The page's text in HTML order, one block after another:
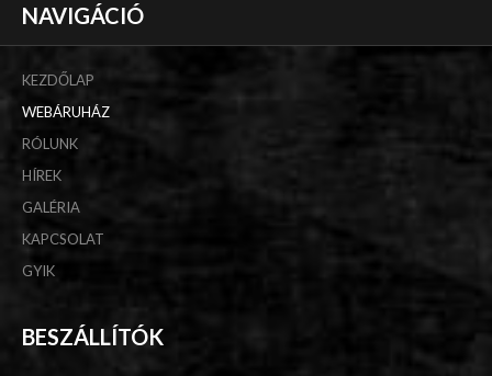
NAVIGÁCIÓ
KEZDŐLAP
WEBÁRUHÁZ
RÓLUNK
HÍREK
GALÉRIA
KAPCSOLAT
GYIK
BESZÁLLÍTÓK